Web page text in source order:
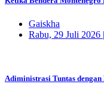
Gaiskha
Rabu, 29 Juli 2026
Adiministrasi Tuntas